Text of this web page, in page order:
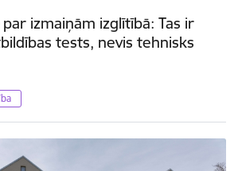
izmaiņām izglītībā: Tas ir
tests, nevis tehnisks